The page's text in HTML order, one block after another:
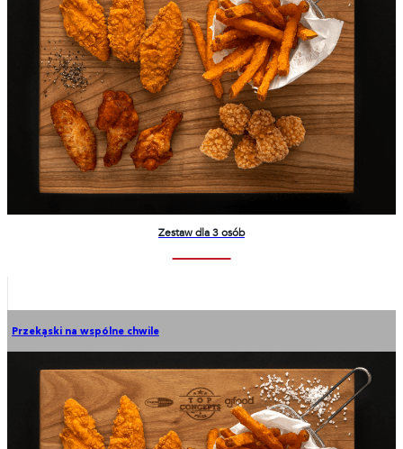
Zestaw dla 3 osób
Przekąski na wspólne chwile